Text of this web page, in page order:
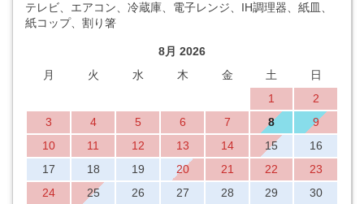
テレビ、エアコン、冷蔵庫、電子レンジ、IH調理器、紙皿、
紙コップ、割り箸
8月 2026
月
火 水 木 金 土
日
1
2
3
4 5 6 7 8
9
10
11 12 13 14 15
16
17
18 19 20 21 22
23
24
25 26 27 28 29 30